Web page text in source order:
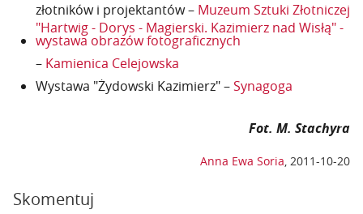
złotników i projektantów – Muzeum Sztuki Złotniczej
"Hartwig - Dorys - Magierski. Kazimierz nad Wisłą" -
wystawa obrazów fotograficznych
– Kamienica Celejowska
Wystawa "Żydowski Kazimierz" –Synagoga
Fot. M. Stachyra
Anna Ewa Soria, 2011-10-20
Skomentuj